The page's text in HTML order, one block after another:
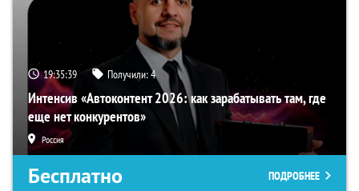
19:35:38 Получили:4
Интенсив «Автоконтент 2026: как зарабатывать там, где
еще нет конкурентов»
Россия
Бесплатно ПОДРОБНЕЕ